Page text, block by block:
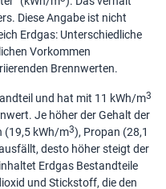
Diese Angabe ist nicht
Erdgas: Unterschiedliche
Vorkommen
Brennwerten.
und hat mit 11 kWh/m3
Je höher der Gehalt der
(19,5 kWh/m3), Propan (28,1
desto höher steigt der
Erdgas Bestandteile
und Stickstoff, die den